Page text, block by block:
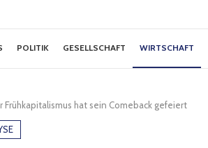
POLITIK GESELLSCHAFT WIRTSCHAFT
Frühkapitalismus hat sein Comeback gefeiert